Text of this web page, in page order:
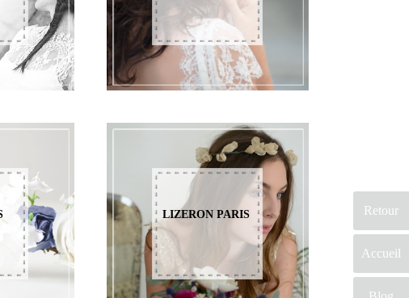
Retour
Accueil
LIZERON PARIS